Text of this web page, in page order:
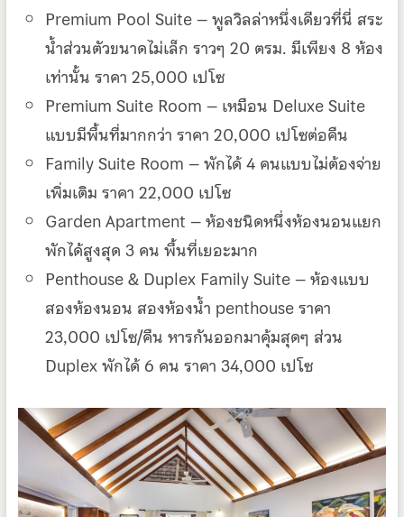
Premium Pool Suite – พูลวิลล่าหนึ่งเดียวที่นี่ สระ
น้ำส่วนตัวขนาดไม่เล็ก ราวๆ 20 ตรม. มีเพียง 8 ห้อง
เท่านั้น ราคา 25,000 เปโซ
Premium Suite Room – เหมือน Deluxe Suite
แบบมีพื้นที่มากกว่า ราคา 20,000 เปโซต่อคืน
Family Suite Room – พักได้ 4 คนแบบไม่ต้องจ่าย
เพิ่มเติม ราคา 22,000 เปโซ
Garden Apartment – ห้องชนิดหนึ่งห้องนอนแยก
พักได้สูงสุด 3 คน พื้นที่เยอะมาก
Penthouse & Duplex Family Suite – ห้องแบบ
สองห้องนอน สองห้องน้ำ penthouse ราคา
23,000 เปโซ/คืน หารกันออกมาคุ้มสุดๆ ส่วน
Duplex พักได้ 6 คน ราคา 34,000 เปโซ